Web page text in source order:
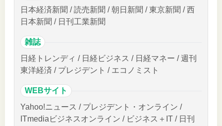
日本経済新聞 / 読売新聞 / 朝日新聞 / 東京新聞 / 西
日本新聞 / 日刊工業新聞
雑誌
日経トレンディ / 日経ビジネス / 日経マネー / 週刊
東洋経済 / プレジデント / エコノミスト
WEBサイト
Yahoo!ニュース / プレジデント・オンライン /
ITmediaビジネスオンライン / ビジネス＋IT / 日刊